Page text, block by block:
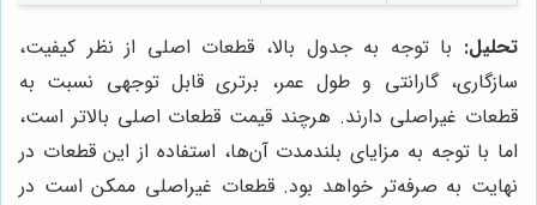
تحلیل: با توجه به جدول بالا، قطعات اصلی از نظر کیفیت،
سازگاری، گارانتی و طول عمر، برتری قابل توجهی نسبت به
قطعات غیراصلی دارند. هرچند قیمت قطعات اصلی بالاتر است،
اما با توجه به مزایای بلندمدت آن‌ها، استفاده از این قطعات در
نهایت به صرفه‌تر خواهد بود. قطعات غیراصلی ممکن است در